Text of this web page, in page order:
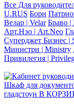
Все Для
U.RUS Борн
Велар | Velar Браво |
Арт.Нэо | Art.Neo
Суперджет Бизнес |
Министри | Ministry
Привилегия |